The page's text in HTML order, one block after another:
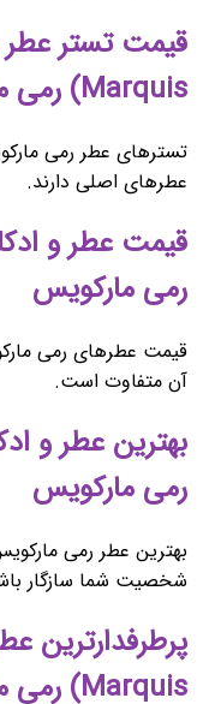
Marquis) رمی مارکویس
تسترهای عطر رمی
عطرهای اصلی دارند.
رمی مارکویس
قیمت عطرهای رمی
آن متفاوت است.
رمی مارکویس
بهترین عطر رمی
شخصیت شما سازگار
Marquis) رمی مارکویس